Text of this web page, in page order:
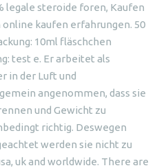
legale steroide foren, Kaufen
kaufen erfahrungen. 50
10ml fläschchen
test e. Er arbeitet als
in der Luft und
angenommen, dass sie
und Gewicht zu
richtig. Deswegen
werden sie nicht zu
uk and worldwide. There are